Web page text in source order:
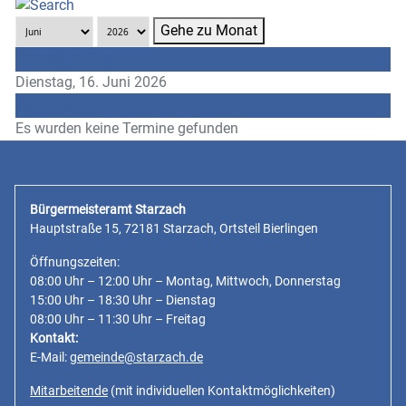
Gehe zu Monat
Dienstag, 16. Juni 2026
Es wurden keine Termine gefunden
Bürgermeisteramt Starzach
Hauptstraße 15, 72181 Starzach, Ortsteil Bierlingen
Öffnungszeiten:
08:00 Uhr – 12:00 Uhr – Montag, Mittwoch, Donnerstag
15:00 Uhr – 18:30 Uhr – Dienstag
08:00 Uhr – 11:30 Uhr – Freitag
Kontakt:
E-Mail:gemeinde@starzach.de
Mitarbeitende (mit individuellen Kontaktmöglichkeiten)